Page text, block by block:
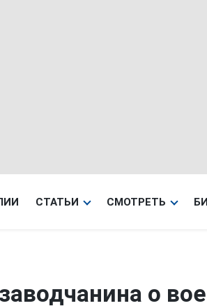
СТАТЬИ СМОТРЕТЬ
о